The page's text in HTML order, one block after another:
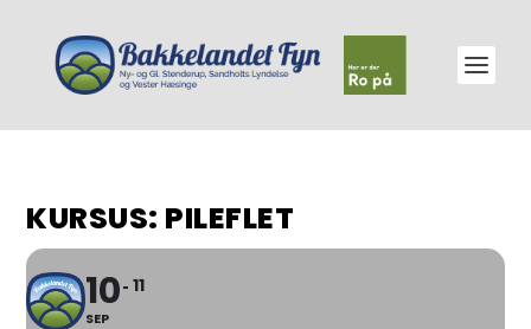
KURSUS: PILEFLET
10
SEP
11